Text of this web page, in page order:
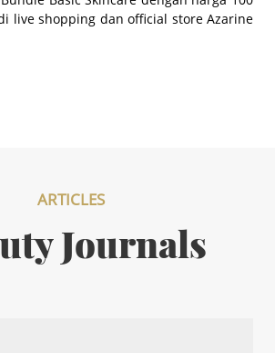
live shopping danofficial storeAzarine
ARTICLES
Journals